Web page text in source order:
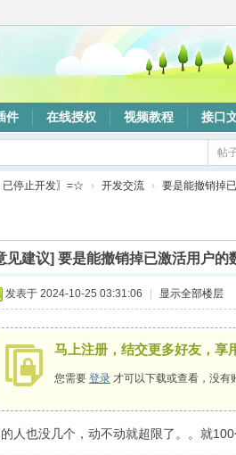
件 在线授权 视频教程 接口
帖
已停止开发〗=☆ › 开发交流 › 要是能撤销掉
见建议] 要是能撤销掉已激活用户的
发表于 2024-10-25 03:31:06 显示全部楼层
马上注册，结交更多好友，享
您需要 登录 才可以下载或查看，没有
的人也没几个，动不动就超限了。。就